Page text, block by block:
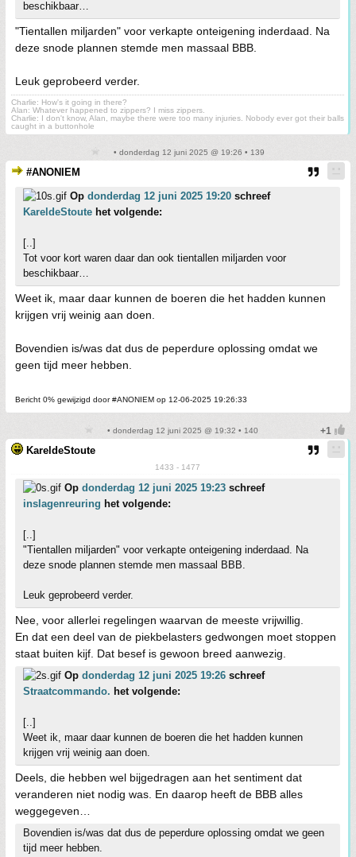
beschikbaar…
"Tientallen miljarden" voor verkapte onteigening inderdaad. Na
deze snode plannen stemde men massaal BBB.
Leuk geprobeerd verder.
Charlie: How's it going in there?
Alan: Whatever happened to zippers? I miss zippers.
Charlie: I don't know, Alan, maybe there were too many injuries. Nobody ever got their balls
caught in a buttonhole
• donderdag 12 juni 2025 @ 19:26 • 139
#ANONIEM
Op donderdag 12 juni 2025 19:20 schreef
KareldeStoute het volgende:
[..]
Tot voor kort waren daar dan ook tientallen miljarden voor
beschikbaar…
Weet ik, maar daar kunnen de boeren die het hadden kunnen
krijgen vrij weinig aan doen.
Bovendien is/was dat dus de peperdure oplossing omdat we
geen tijd meer hebben.
Bericht 0% gewijzigd door #ANONIEM op 12-06-2025 19:26:33
• donderdag 12 juni 2025 @ 19:32 • 140
KareldeStoute
1433 - 1477
Op donderdag 12 juni 2025 19:23 schreef
inslagenreuring het volgende:
[..]
"Tientallen miljarden" voor verkapte onteigening inderdaad. Na
deze snode plannen stemde men massaal BBB.
Leuk geprobeerd verder.
Nee, voor allerlei regelingen waarvan de meeste vrijwillig.
En dat een deel van de piekbelasters gedwongen moet stoppen
staat buiten kijf. Dat besef is gewoon breed aanwezig.
Op donderdag 12 juni 2025 19:26 schreef
Straatcommando. het volgende:
[..]
Weet ik, maar daar kunnen de boeren die het hadden kunnen
krijgen vrij weinig aan doen.
Deels, die hebben wel bijgedragen aan het sentiment dat
veranderen niet nodig was. En daarop heeft de BBB alles
weggegeven…
Bovendien is/was dat dus de peperdure oplossing omdat we geen
tijd meer hebben.